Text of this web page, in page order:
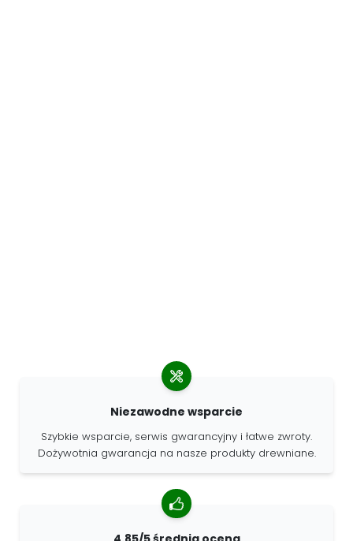
Niezawodne wsparcie
Szybkie wsparcie, serwis gwarancyjny i łatwe zwroty.
Dożywotnia gwarancja na nasze produkty drewniane.